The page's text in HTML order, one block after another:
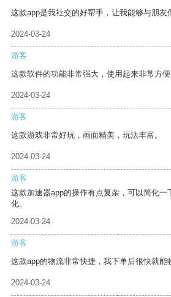
这款app是我社交的好帮手，让我能够与朋友
2024-03-24
游客
这款软件的功能非常强大，使用起来非常方便
2024-03-24
游客
这款游戏非常好玩，画面精美，玩法丰富。
2024-03-24
游客
这款加速器app的操作有点复杂，可以简化
化。
2024-03-24
游客
这款app的物流非常快捷，我下单后很快就能
2024-03-24